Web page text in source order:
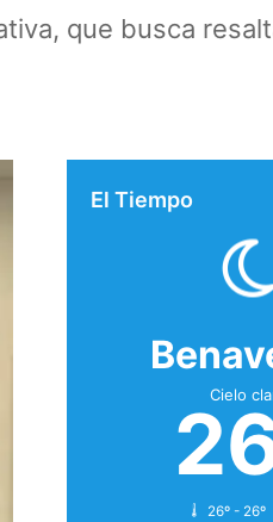
que busca
El Tiempo
Cielo
26º - 26º